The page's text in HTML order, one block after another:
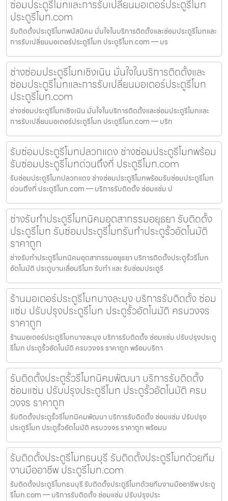
ซ่อมประตูรีโมทและการรับเปลี่ยนมอเตอร์ประตูรีโมท
ประตูรีโมท.com
รับติดตั้งประตูรีโมทพนัสนิคม มั่นใจในบริการติดตั้งและซ่อมประตูรีโมทและ
การรับเปลี่ยนมอเตอร์ประตูรีโมท ประตูรีโมท.com — บร
ช่างซ่อมประตูรีโมทเชิงเนิน มั่นใจในบริการติดตั้งและ
ซ่อมประตูรีโมทและการรับเปลี่ยนมอเตอร์ประตูรีโมท
ประตูรีโมท.com
ช่างซ่อมประตูรีโมทเชิงเนิน มั่นใจในบริการติดตั้งและซ่อมประตูรีโมทและ
การรับเปลี่ยนมอเตอร์ประตูรีโมท ประตูรีโมท.com — บริก
รับซ่อมประตูรีโมทปลวกแดง ช่างซ่อมประตูรีโมทพร้อม
รับซ่อมประตูรีโมทด่วนถึงที่ ประตูรีโมท.com
รับซ่อมประตูรีโมทปลวกแดง ช่างซ่อมประตูรีโมทพร้อมรับซ่อมประตูรีโมท
ด่วนถึงที่ ประตูรีโมท.com — บริการรับติดตั้ง ซ่อมแซ่ม ป
ช่างรับทำประตูรีโมทนิคมอุตสากรรมอยุธยา รับติดตั้ง
ประตูรีโมท รับซ่อมประตูรีโมทรับทำประตูรั้วอัตโนมัติ
ราคาถูก
ช่างรับทำประตูรีโมทนิคมอุตสากรรมอยุธยา บริการติดตั้งประตูรั้วรีโมท
อัตโนมัติ ประตูบานเลื่อนรีโมท รับทำ และ รับซ่อมประตูรี
ร้านมอเตอร์ประตูรีโมทบางละมุง บริการรับติดตั้ง ซ่อม
แซ่ม ปรับปรุงประตูรีโมท ประตูรั้วอัตโนมัติ ครบวงจร
ราคาถูก
ร้านมอเตอร์ประตูรีโมทบางละมุง บริการรับติดตั้ง ซ่อมแซ่ม ปรับปรุงประตู
รีโมท ประตูรั้วอัตโนมัติ ครบวงจร ราคาถูก พร้อมบริกา
รับติดตั้งประตูรั้วรีโมทนิคมพัฒนา บริการรับติดตั้ง
ซ่อมแซ่ม ปรับปรุงประตูรีโมท ประตูรั้วอัตโนมัติ ครบ
วงจร ราคาถูก
รับติดตั้งประตูรั้วรีโมทนิคมพัฒนา บริการรับติดตั้ง ซ่อมแซ่ม ปรับปรุง
ประตูรีโมท ประตูรั้วอัตโนมัติ ครบวงจร ราคาถูก พร้อมบ
รับติดตั้งประตูรีโมทธนบุรี รับติดตั้งประตูรีโมทด้วยทีม
งานมืออาชีพ ประตูรีโมท.com
รับติดตั้งประตูรีโมทธนบุรี รับติดตั้งประตูรีโมทด้วยทีมงานมืออาชีพ ประตู
รีโมท.com — บริการรับติดตั้ง ซ่อมแซ่ม ปรับปรุงประ